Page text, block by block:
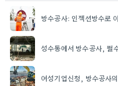
방수공사: 인젝션방수로
성수동에서 방수공사, 필
여성기업신청, 방수공사